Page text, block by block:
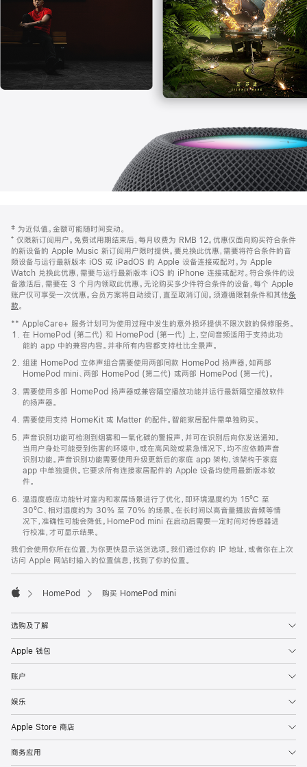
页
页
脚
注
‡ 为近似值。金额可能随时间变动。
⁺ 仅限新订阅用户。免费试用期结束后，每月收费为 RMB 12。优惠仅面向购买符合条件
的新设备的 Apple Music 新订阅用户限时提供。要兑换此优惠，需要将符合条件的音
频设备与运行最新版本 iOS 或 iPadOS 的 Apple 设备连接或配对。为 Apple
Watch 兑换此优惠，需要与运行最新版本 iOS 的 iPhone 连接或配对。符合条件的设
备激活后，需要在 3 个月内领取此优惠。无论购买多少件符合条件的设备，每个 Apple
账户仅可享受一次优惠。会员方案将自动续订，直至取消订阅。须遵循限制条件和其他条
款。
窗
口
中
打
开)
** AppleCare+ 服务计划可为使用过程中发生的意外损坏提供不限次数的保修服务。
在 HomePod (第二代) 和 HomePod (第一代) 上，空间音频适用于支持此功
能的 app 中的兼容内容。并非所有内容都支持杜比全景声。
组建 HomePod 立体声组合需要使用两部同款 HomePod 扬声器，如两部
HomePod mini、两部 HomePod (第二代) 或两部 HomePod (第一代)。
需要使用多部 HomePod 扬声器或兼容隔空播放功能并运行最新隔空播放软件
的扬声器。
需要使用支持 HomeKit 或 Matter 的配件。智能家居配件需单独购买。
声音识别功能可检测到烟雾和一氧化碳的警报声，并可在识别后向你发送通知。
当用户身处可能受到伤害的环境中，或在高风险或紧急情况下，均不应依赖声音
识别功能。声音识别功能需要使用升级更新后的家庭 app 架构，该架构于家庭
app 中单独提供。它要求所有连接家居配件的 Apple 设备均使用最新版本软
件。
温湿度感应功能针对室内和家居场景进行了优化，即环境温度约为 15ºC 至
30ºC、相对湿度约为 30% 至 70% 的场景。在长时间以高音量播放音频等情
况下，准确性可能会降低。HomePod mini 在启动后需要一定时间对传感器进
行校准，才可显示结果。
我们会使用你所在位置，为你更快显示送货选项。我们通过你的 IP 地址，或者你在上次
访问 Apple 网站时输入的位置信息，找到了你的位置。
HomePod 购买 HomePod mini
选购及了解
Apple 钱包
账户
娱乐
Apple Store 商店
商务应用